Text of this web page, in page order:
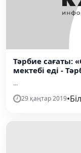
Тәрбие сағаты:
мектебі еді -
...
29 қаңтар 2019•